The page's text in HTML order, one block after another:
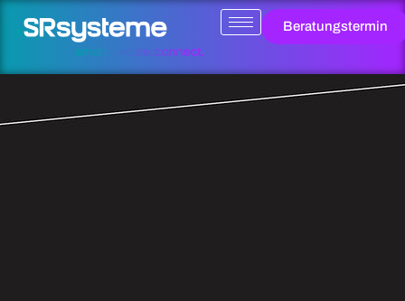
Beratungstermin